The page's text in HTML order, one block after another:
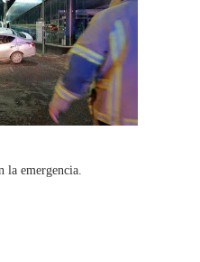
la emergencia.